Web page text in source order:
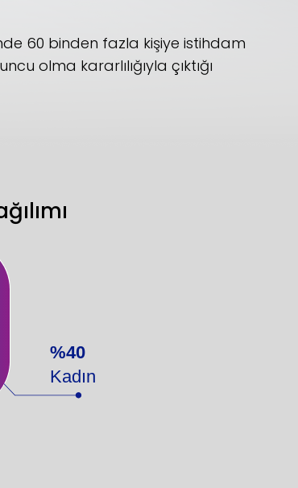
60 binden fazla kişiye istihdam
olma kararlılığıyla çıktığı
%40
Kadın